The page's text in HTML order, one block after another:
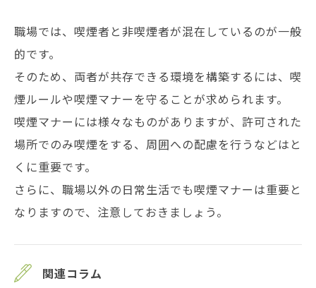
職場では、喫煙者と非喫煙者が混在しているのが一般
的です。
そのため、両者が共存できる環境を構築するには、喫
煙ルールや喫煙マナーを守ることが求められます。
喫煙マナーには様々なものがありますが、許可された
場所でのみ喫煙をする、周囲への配慮を行うなどはと
くに重要です。
さらに、職場以外の日常生活でも喫煙マナーは重要と
なりますので、注意しておきましょう。
関連コラム